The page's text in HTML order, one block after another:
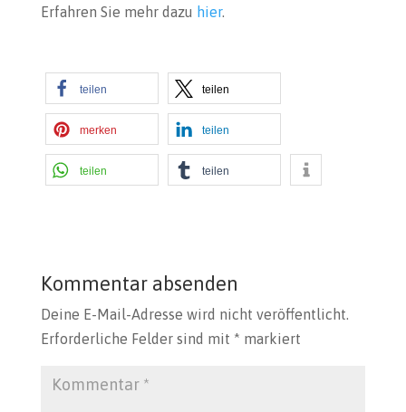
Erfahren Sie mehr dazu hier.
teilen teilen
merken teilen
teilen teilen
Kommentar absenden
Deine E-Mail-Adresse wird nicht veröffentlicht.
Erforderliche Felder sind mit * markiert